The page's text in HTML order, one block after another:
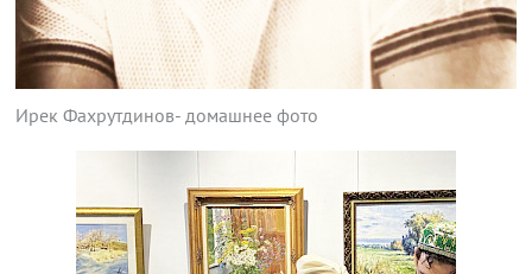
Ирек Фахрутдинов- домашнее фото